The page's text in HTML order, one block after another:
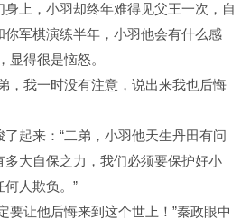
上，小羽却终年难得见父王一次，自
军棋演练半年，小羽他会有什么感
显得很是恼怒。
我一时没有注意，说出来我也后悔
来：“二弟，小羽他天生丹田有问
多大自保之力，我们必须要保护好小
人欺负。”
让他后悔来到这个世上！”秦政眼中